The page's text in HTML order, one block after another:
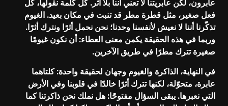
عابرون، لكن عابريتنا لا تعني أننا بلا أثر. كل كلمة نقولها، كل
فعل صغير، مثل قطرة مطر قد تنبت في مكان بعيد. الغيوم
تذكّرنا أننا لا نعيش لأنفسنا وحدنا؛ نحن نحمل أثرًا ونترك أثرًا.
وربما في هذه الحقيقة يكمن معنى العطاء: أن نكون غيومًا
صغيرة تترك مطرًا في طريق الآخرين.
في النهاية، الذاكرة والغيوم وجهان لحقيقة واحدة: كلتاهما
عابرة، متحوّلة، لكنها تترك أثرًا خالدًا في قلوبنا وفي الأرض
التي نعبرها. يبقى السؤال مفتوحًا: هل نملك نحن ذاكرتنا كما